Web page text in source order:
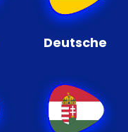
Deutsche